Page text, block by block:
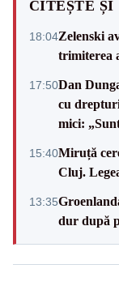
CITEȘTE ȘI
18:04Zelenski
trimiterea
17:50Dan
cu
mici:
15:40Miruță
Cluj.
13:35
dur după